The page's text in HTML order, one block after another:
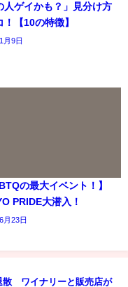
人ゲイかも？」見分け方
！【10の特徴】
月9日
の最大イベント！】
PRIDE大潜入！
月23日
散 ワイナリーと販売店が